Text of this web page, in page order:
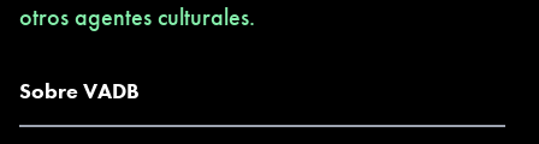
otros agentes culturales.
Sobre VADB